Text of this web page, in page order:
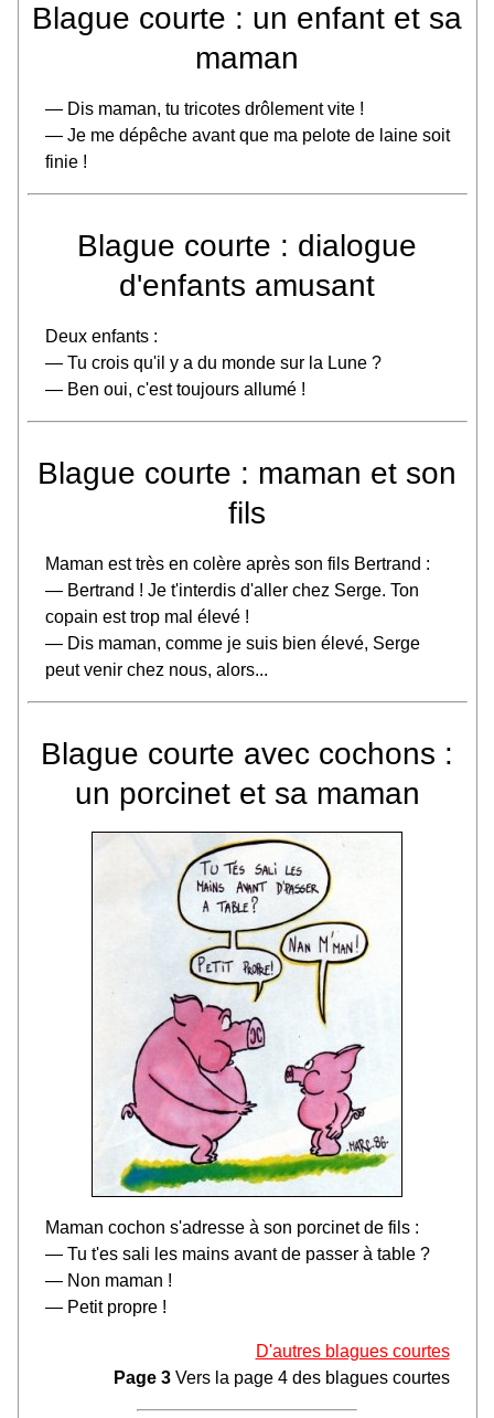
Blague courte : un enfant et sa
maman
— Dis maman, tu tricotes drôlement vite !
— Je me dépêche avant que ma pelote de laine soit
finie !
Blague courte : dialogue
d'enfants amusant
Deux enfants :
— Tu crois qu'il y a du monde sur la Lune ?
— Ben oui, c'est toujours allumé !
Blague courte : maman et son
fils
Maman est très en colère après son fils Bertrand :
— Bertrand ! Je t'interdis d'aller chez Serge. Ton
copain est trop mal élevé !
— Dis maman, comme je suis bien élevé, Serge
peut venir chez nous, alors...
Blague courte avec cochons :
un porcinet et sa maman
Maman cochon s'adresse à son porcinet de fils :
— Tu t'es sali les mains avant de passer à table ?
— Non maman !
— Petit propre !
D'autres blagues courtes
Page 3Vers la page 4 des blagues courtes